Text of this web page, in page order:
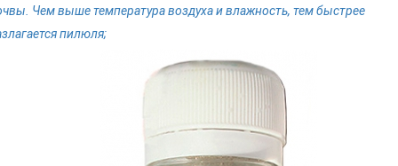
Чем выше температура воздуха и влажность, тем быстрее
пилюля;